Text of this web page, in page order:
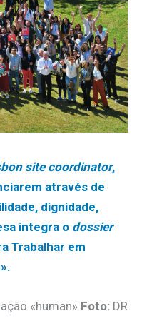
site coordinator,
através de
dignidade,
integra o dossier
Trabalhar em
«human» Foto: DR